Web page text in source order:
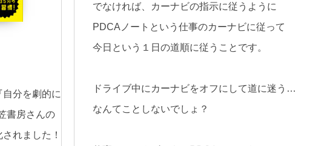
でなければ、カーナビの指示に従うように
PDCAノートという仕事のカーナビに従って
今日という１日の道順に従うことです。
ドライブ中にカーナビをオフにして道に迷う…
なんてことしないでしょ？
分を劇的に
書房さんの
れました！